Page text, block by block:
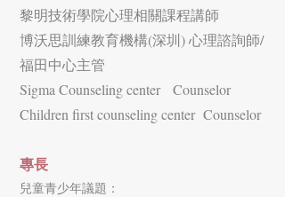
黎明技術學院心理相關課程講師
博沃思訓練教育機構(深圳) 心理諮詢師/
福田中心主管
Sigma Counseling center Counselor
Children first counseling center Counselor
專長
兒童青少年議題：